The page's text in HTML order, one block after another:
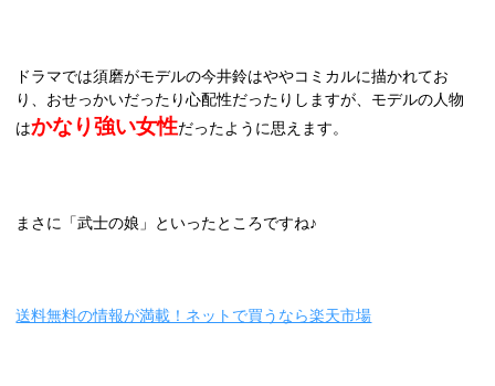
ドラマでは須磨がモデルの今井鈴はややコミカルに描かれてお
り、おせっかいだったり心配性だったりしますが、モデルの人物
はかなり強い女性だったように思えます。
まさに「武士の娘」といったところですね♪
送料無料の情報が満載！ネットで買うなら楽天市場